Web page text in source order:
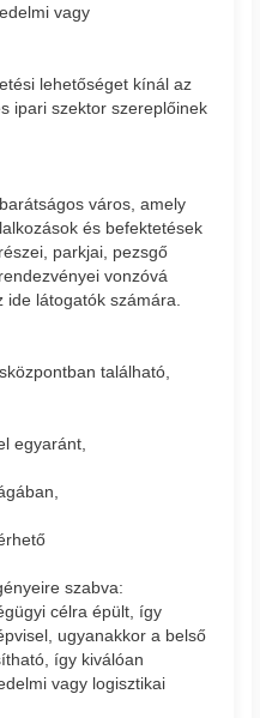
vagy
lehetőséget kínál az
ipari szektor szereplőinek
város, amely
és befektetések
parkjai, pezsgő
vonzóvá
látogatók számára.
található,
egyaránt,
szabva:
célra épült, így
ugyanakkor a belső
így kiválóan
vagy logisztikai